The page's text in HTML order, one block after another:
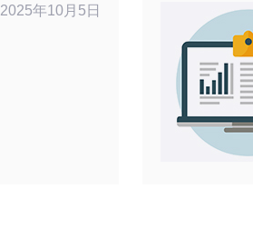
2025年10月5日